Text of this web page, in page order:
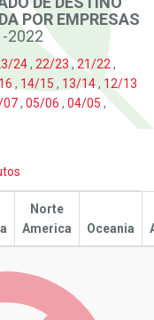
POR EMPRESAS
2022
24, 22/23,21/22 ,
, 14/15 , 13/14, 12/13
07, 05/06 , 04/05 ,
Norte
America
Oceania